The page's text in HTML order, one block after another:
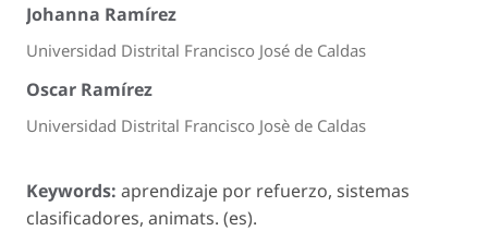
Johanna Ramírez
Universidad Distrital Francisco José de Caldas
Oscar Ramírez
Universidad Distrital Francisco Josè de Caldas
Keywords: aprendizaje por refuerzo, sistemas
clasificadores, animats. (es).